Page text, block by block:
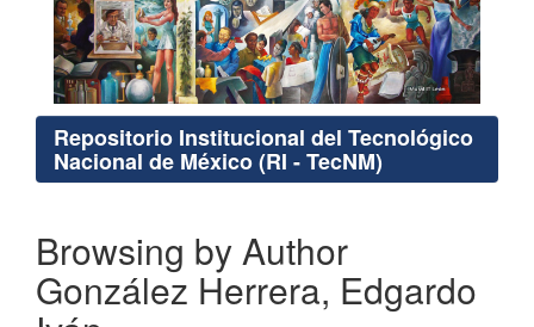
Repositorio Institucional del Tecnológico
Nacional de México (RI - TecNM)
Browsing by Author
González Herrera, Edgardo